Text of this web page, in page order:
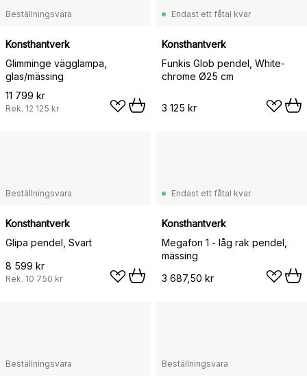
Beställningsvara
Konsthantverk
Glimminge vägglampa,
glas/mässing
11 799 kr
Rek. 12 125 kr
Endast ett fåtal kvar
Konsthantverk
Funkis Glob pendel, White-
chrome Ø25 cm
3 125 kr
Beställningsvara
Konsthantverk
Glipa pendel, Svart
8 599 kr
Rek. 10 750 kr
Endast ett fåtal kvar
Konsthantverk
Megafon 1 - låg rak pendel,
mässing
3 687,50 kr
Beställningsvara Beställningsvara